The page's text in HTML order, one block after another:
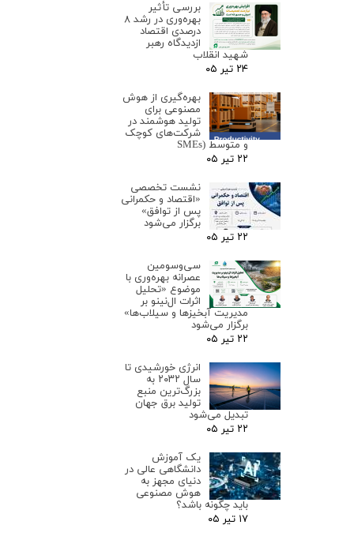
بررسی تأثیر
بهره‌وری در رشد ۸
درصدی اقتصاد
ازدیدگاه رهبر
شهید انقلاب
۲۴ تیر ۰۵
بهره‌گیری از هوش
مصنوعی برای
تولید هوشمند در
شرکت‌های کوچک
و متوسط (SMEs
۲۲ تیر ۰۵
نشست تخصصی
«اقتصاد و حکمرانی
پس از توافق»
برگزار می‌شود
۲۲ تیر ۰۵
سی‌وسومین
عصرانه بهره‌وری با
موضوع «تحلیل
اثرات ال‌نینو بر
مدیریت آبخیزها و سیلاب‌ها»
برگزار می‌شود
۲۲ تیر ۰۵
انرژی خورشیدی تا
سال ۲۰۳۲ به
بزرگ‌ترین منبع
تولید برق جهان
تبدیل می‌شود
۲۲ تیر ۰۵
یک آموزش
دانشگاهی عالی در
دنیای مجهز به
هوش مصنوعی
باید چگونه باشد؟
۱۷ تیر ۰۵